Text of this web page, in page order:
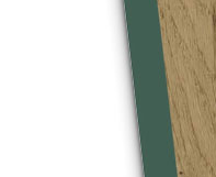
GLORIA
ARIEL
LUCY
LUCY S
DESIGN
ADELE
AURORA
AURORA B